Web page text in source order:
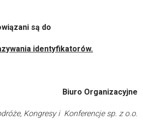
są do
identyfikatorów.
Biuro Organizacyjne
Kongresy i Konferencje sp. z o.o.